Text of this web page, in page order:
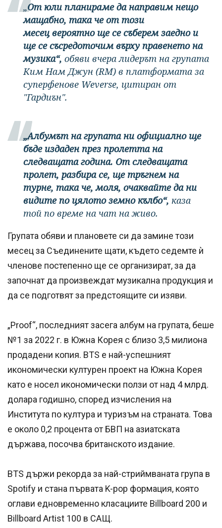
„От юли планираме да направим нещо
мащабно, така че от този
месец вероятно ще се съберем заедно и
ще се съсредоточим върху правенето на
музика“, обяви вчера лидерът на групата
Ким Нам Джун (RM) в платформата за
суперфенове Weverse, цитиран от
"Гардиън".
„Албумът на групата ни официално ще
бъде издаден през пролетта на
следващата година. От следващата
пролет, разбира се, ще тръгнем на
турне, така че, моля, очаквайте да ни
видите по цялото земно кълбо“, каза
той по време на чат на живо.
Групата обяви и плановете си да замине този
месец за Съединените щати, където седемте ѝ
членове постепенно ще се организират, за да
започнат да произвеждат музикална продукция и
да се подготвят за предстоящите си изяви.
„Proof“, последният засега албум на групата, беше
№1 за 2022 г. в Южна Корея с близо 3,5 милиона
продадени копия. BTS е най-успешният
икономически културен проект на Южна Корея
като е носел икономически ползи от над 4 млрд.
долара годишно, според изчисления на
Института по култура и туризъм на страната. Това
е около 0,2 процента от БВП на азиатската
държава, посочва британското издание.
BTS държи рекорда за най-стриймваната група в
Spotify и стана първата K-pop формация, която
оглави едновременно класациите Billboard 200 и
Billboard Artist 100 в САЩ.